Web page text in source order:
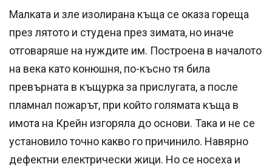
Малката и зле изолирана къща се оказа гореща
през лятото и студена през зимата, но иначе
отговаряше на нуждите им. Построена в началото
на века като конюшня, по-късно тя била
превърната в къщурка за прислугата, а после
пламнал пожарът, при който голямата къща в
имота на Крейн изгоряла до основи. Така и не се
установило точно какво го причинило. Навярно
дефектни електрически жици. Но се носеха и